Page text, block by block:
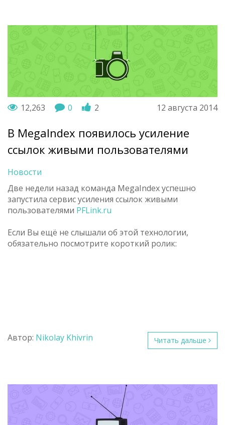
12 августа 2014
12,263 0 2
В MegaIndex появилось усиление
ссылок живыми пользователями
Новости
Две недели назад команда MegaIndex успешно
запустила сервис усиления ссылок живыми
пользователями PFLink.ru
Если Вы ещё не слышали об этой технологии,
обязательно посмотрите короткий ролик:
Читать дальше
Автор: Nikolay Khivrin